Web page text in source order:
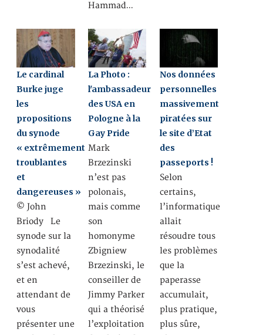
Hammad…
Le cardinal
Burke juge
les
propositions
du synode
« extrêmement
troublantes
et
dangereuses »
© John
Briody Le
synode sur la
synodalité
s’est achevé,
et en
attendant de
vous
présenter une
La Photo :
l'ambassadeur
des USA en
Pologne à la
Gay Pride
Mark
Brzezinski
n’est pas
polonais,
mais comme
son
homonyme
Zbigniew
Brzezinski, le
conseiller de
Jimmy Parker
qui a théorisé
l’exploitation
Nos données
personnelles
massivement
piratées sur
le site d’Etat
des
passeports !
Selon
certains,
l’informatique
allait
résoudre tous
les problèmes
que la
paperasse
accumulait,
plus pratique,
plus sûre,